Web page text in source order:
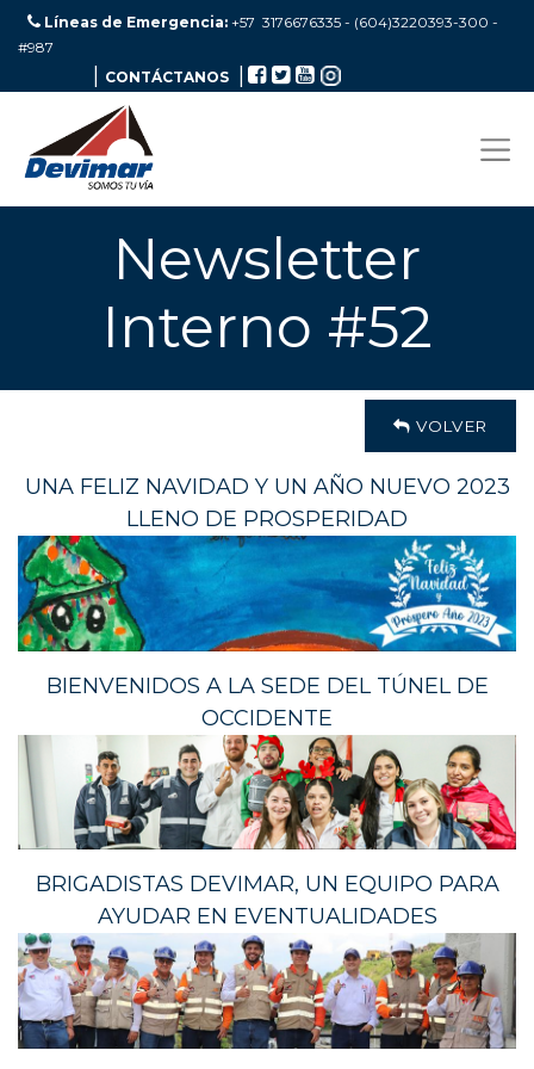
Líneas de Emergencia: +57 3176676335 - (604)3220393-300 -
#987
CONTÁCTANOS
Newsletter
Interno #52
VOLVER
UNA FELIZ NAVIDAD Y UN AÑO NUEVO 2023
LLENO DE PROSPERIDAD
BIENVENIDOS A LA SEDE DEL TÚNEL DE
OCCIDENTE
BRIGADISTAS DEVIMAR, UN EQUIPO PARA
AYUDAR EN EVENTUALIDADES